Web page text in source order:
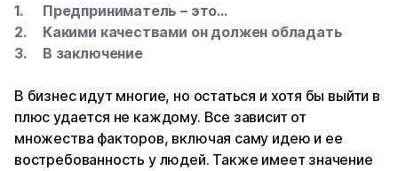
Предприниматель – это…
Какими качествами он должен обладать
В заключение
В бизнес идут многие, но остаться и хотя бы выйти в
плюс удается не каждому. Все зависит от
множества факторов, включая саму идею и ее
востребованность у людей. Также имеет значение